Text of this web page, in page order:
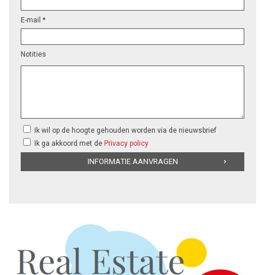
E-mail *
Notities
Ik wil op de hoogte gehouden worden via de nieuwsbrief
Ik ga akkoord met de Privacy policy